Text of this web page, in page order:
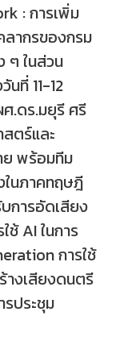
: การเพิ่ม
ลากรของกรม
ๆ ในส่วน
นที่ 11-12
.ดร.มยุรี ศรี
ตร์และ
ย พร้อมทีม
ในภาคทฤษฎี
การอัดเสียง
ช้ AI ในการ
การใช้
างเสียงดนตรี
ประชุม